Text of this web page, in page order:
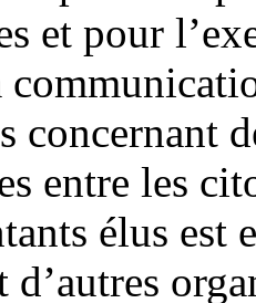
et pour
concernant
entre les
élus est
d’autres